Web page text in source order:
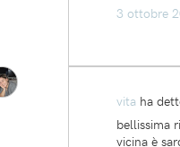
3 ottobre
vita ha
bellissima
vicina è